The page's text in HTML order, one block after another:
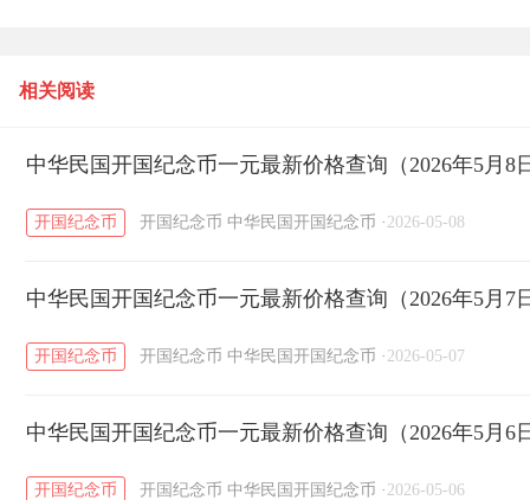
相关阅读
中华民国开国纪念币一元最新价格查询（2026年5月8
开国纪念币 开国纪念币 中华民国开国纪念币 · 2026-05-08
中华民国开国纪念币一元最新价格查询（2026年5月7
开国纪念币 开国纪念币 中华民国开国纪念币 · 2026-05-07
中华民国开国纪念币一元最新价格查询（2026年5月6
开国纪念币 开国纪念币 中华民国开国纪念币 · 2026-05-06